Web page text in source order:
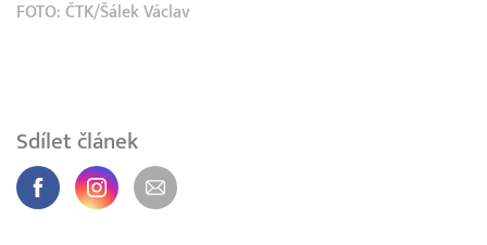
FOTO: ČTK/Šálek Václav
Sdílet článek